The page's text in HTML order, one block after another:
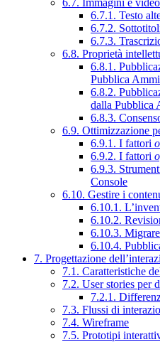
6.7.1. Testo
6.7.2.
6.7.3.
6.8. Proprietà
6.8.1.
Pubblica
6.8.2.
dalla Pubblica
6.8.3.
6.9. Ottimizzazione
6.9.1. I fattori
6.9.2. I fattori
6.9.3.
Console
6.10. Gestire i
6.10.1.
6.10.2.
6.10.3.
6.10.4.
7. Progettazione
7.1. Caratteristiche
7.2. User stories per
7.2.1.
7.3. Flussi di
7.4. Wireframe
7.5. Prototipi